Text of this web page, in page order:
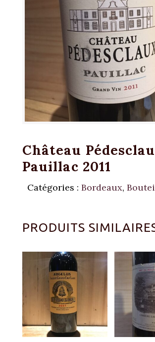
Château
Pauillac 2011
Catégories : Bordeaux,
PRODUITS